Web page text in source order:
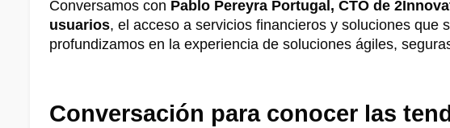
Conversamos con Pablo Pereyra Portugal, CTO de
usuarios, el acceso a servicios financieros y soluciones que
profundizamos en la experiencia de soluciones ágiles,
Conversación para conocer las